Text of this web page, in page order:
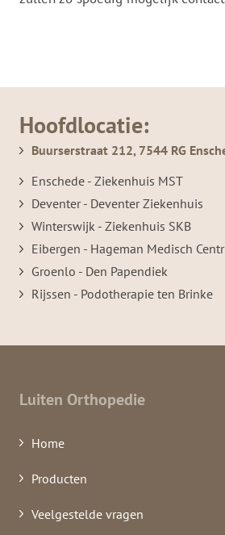
Hoofdlocatie:
Buurserstraat 212, 7544 RG
Enschede - Ziekenhuis MST
Deventer - Deventer Ziekenhuis
Winterswijk - Ziekenhuis SKB
Eibergen - Hageman Medisch
Groenlo - Den Papendiek
Rijssen - Podotherapie ten Brinke
Luiten Orthopedie
Home
Producten
Veelgestelde vragen